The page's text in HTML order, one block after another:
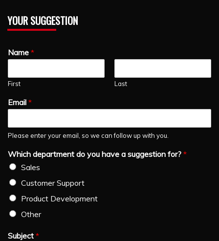
YOUR SUGGESTION
Name *
First Last
Email *
Please enter your email, so we can follow up with you.
Which department do you have a suggestion for? *
Sales
Customer Support
Product Development
Other
Subject *